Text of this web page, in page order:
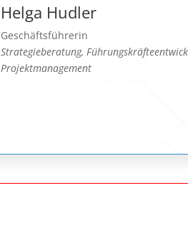
Helga Hudler
Geschäftsführerin
Strategieberatung,
Projektmanagement